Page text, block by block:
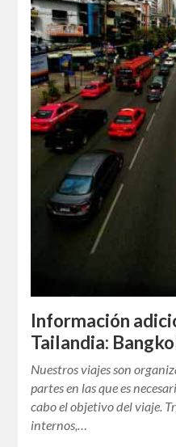
Información
Tailandia:
Nuestros viajes son
partes en las que es
cabo el objetivo del viaje.
internos,…